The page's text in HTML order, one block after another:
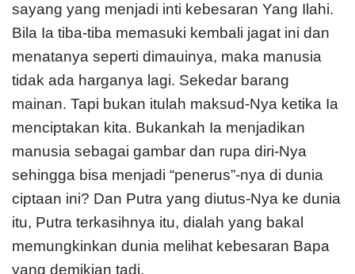
sayang yang menjadi inti kebesaran Yang Ilahi.
Bila Ia tiba-tiba memasuki kembali jagat ini dan
menatanya seperti dimauinya, maka manusia
tidak ada harganya lagi. Sekedar barang
mainan. Tapi bukan itulah maksud-Nya ketika Ia
menciptakan kita. Bukankah Ia menjadikan
manusia sebagai gambar dan rupa diri-Nya
sehingga bisa menjadi “penerus”-nya di dunia
ciptaan ini? Dan Putra yang diutus-Nya ke dunia
itu, Putra terkasihnya itu, dialah yang bakal
memungkinkan dunia melihat kebesaran Bapa
yang demikian tadi.